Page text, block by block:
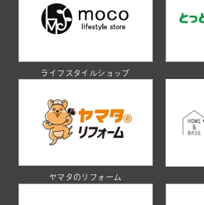
ライフスタイルショップ
ヤマタのリフォーム